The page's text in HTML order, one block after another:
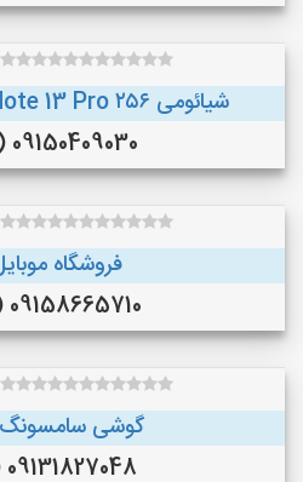
شیائومی Redmi Note 13 Pro ۲۵۶ گیگابایت
09150409030 (بجنورد )
فروشگاه
09158665710 (بیرجند )
گوشی سامسونگ
09131827048 (شهرکرد)